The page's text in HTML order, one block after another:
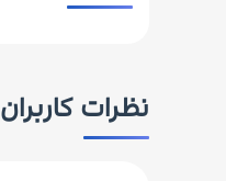
نظرات کاربران